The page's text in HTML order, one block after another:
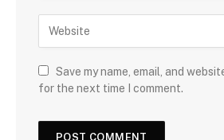
Save my name, email, and
for the next time I comment.